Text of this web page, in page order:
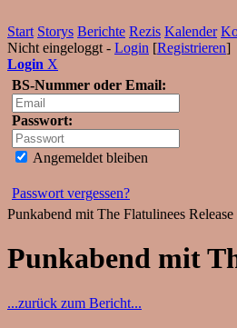
Start Storys Berichte Rezis Kalender
Nicht eingeloggt - Login [Registrieren]
Login X
BS-Nummer oder Email:
Passwort:
Angemeldet bleiben
Passwort vergessen?
Punkabend mit The Flatulinees
Punkabend mit
...zurück zum Bericht...